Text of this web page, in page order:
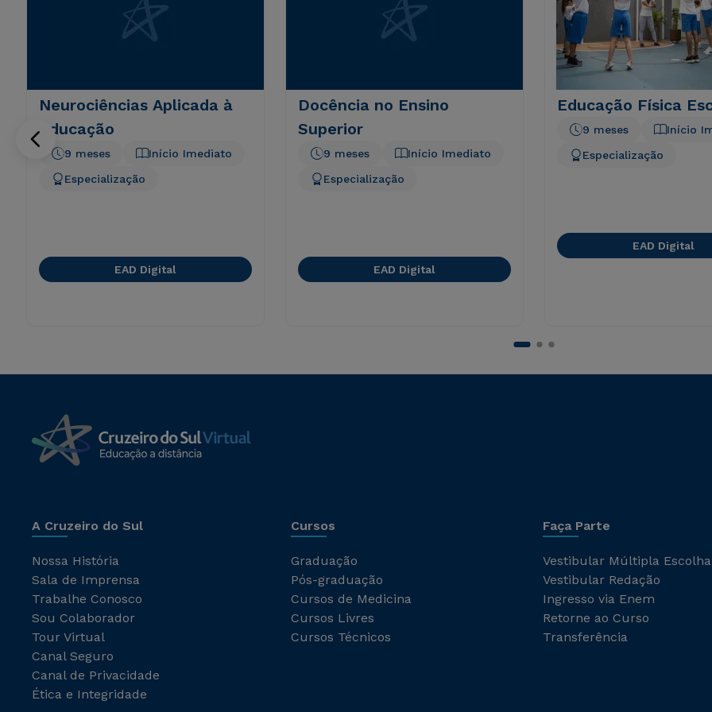
Neurociências Aplicada à
Educação
Início Imediato
9 meses
Especialização
EAD Digital
Docência no Ensino
Superior
Início Imediato
9 meses
Especialização
EAD Digital
Educação Física
Início
9 meses
Especialização
EAD Digital
A Cruzeiro do Sul
Nossa História
Sala de Imprensa
Trabalhe Conosco
Sou Colaborador
Tour Virtual
Canal Seguro
Canal de Privacidade
Ética e Integridade
Cursos
Graduação
Pós-graduação
Cursos de Medicina
Cursos Livres
Cursos Técnicos
Faça Parte
Vestibular Múltipla Escolha
Vestibular Redação
Ingresso via Enem
Retorne ao Curso
Transferência